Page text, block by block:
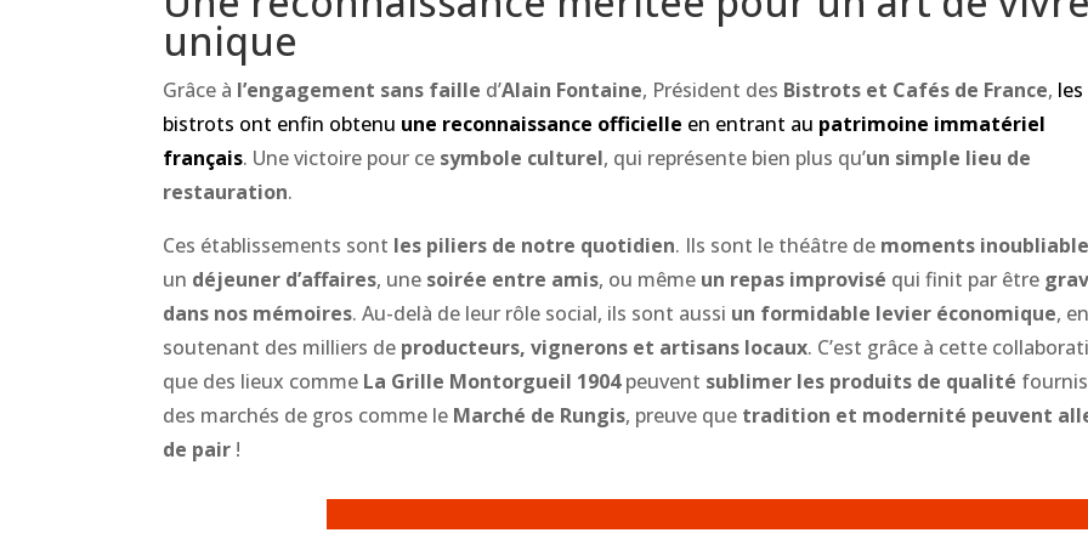
unique
Grâce à l’engagement sans faille d’Alain Fontaine, Président des Bistrots et Cafés de France, les
bistrots ont enfin obtenu une reconnaissance officielle en entrant au patrimoine immatériel
français. Une victoire pour ce symbole culturel, qui représente bien plus qu’un simple lieu de
restauration.
Ces établissements sont les piliers de notre quotidien. Ils sont le théâtre de moments
un déjeuner d’affaires, une soirée entre amis, ou même un repas improvisé qui finit par être
dans nos mémoires. Au-delà de leur rôle social, ils sont aussi un formidable levier économique, en
soutenant des milliers de producteurs, vignerons et artisans locaux. C’est grâce à cette
que des lieux comme La Grille Montorgueil 1904peuvent sublimer les produits de qualité
des marchés de gros comme le Marché de Rungis, preuve que tradition et modernité peuvent
de pair !